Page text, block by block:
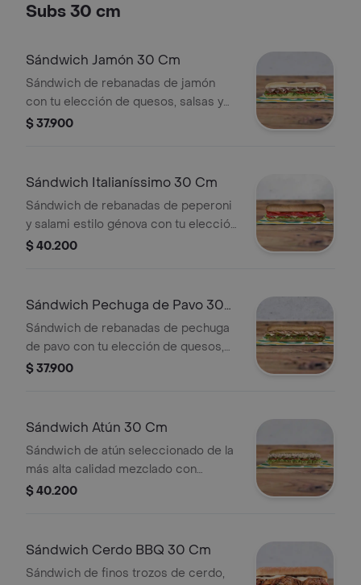
Subs 30 cm
Sándwich Jamón 30 Cm
Sándwich de rebanadas de jamón
con tu elección de quesos, salsas y
vegetales frescos.
$ 37.900
Sándwich Italianíssimo 30 Cm
Sándwich de rebanadas de peperoni
y salami estilo génova con tu elección
de quesos, salsas y vegetales
$ 40.200
Sándwich Pechuga de Pavo 30
Cm
Sándwich de rebanadas de pechuga
de pavo con tu elección de quesos,
salsas y vegetales frescos.
$ 37.900
Sándwich Atún 30 Cm
Sándwich de atún seleccionado de la
más alta calidad mezclado con
mayonesa y tu elección de quesos,
$ 40.200
Sándwich Cerdo BBQ 30 Cm
Sándwich de finos trozos de cerdo,